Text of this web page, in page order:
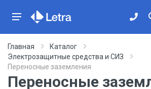
Главная
Каталог
Электрозащитные средства и СИЗ
Переносные заземления
Переносные